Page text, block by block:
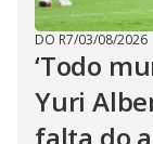
DO R7/03/08/2026
‘Todo
Yuri